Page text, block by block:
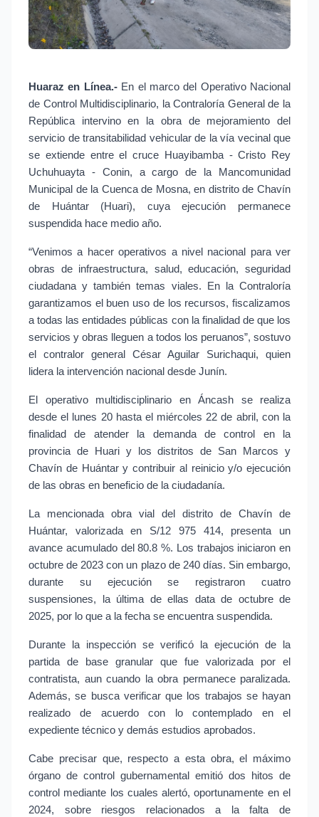
Huaraz en Línea.- En el marco del Operativo Nacional
de Control Multidisciplinario, la Contraloría General de la
República intervino en la obra de mejoramiento del
servicio de transitabilidad vehicular de la vía vecinal que
se extiende entre el cruce Huayibamba - Cristo Rey
Uchuhuayta - Conin, a cargo de la Mancomunidad
Municipal de la Cuenca de Mosna, en distrito de Chavín
de Huántar (Huari), cuya ejecución permanece
suspendida hace medio año.
“Venimos a hacer operativos a nivel nacional para ver
obras de infraestructura, salud, educación, seguridad
ciudadana y también temas viales. En la Contraloría
garantizamos el buen uso de los recursos, fiscalizamos
a todas las entidades públicas con la finalidad de que los
servicios y obras lleguen a todos los peruanos”, sostuvo
el contralor general César Aguilar Surichaqui, quien
lidera la intervención nacional desde Junín.
El operativo multidisciplinario en Áncash se realiza
desde el lunes 20 hasta el miércoles 22 de abril, con la
finalidad de atender la demanda de control en la
provincia de Huari y los distritos de San Marcos y
Chavín de Huántar y contribuir al reinicio y/o ejecución
de las obras en beneficio de la ciudadanía.
La mencionada obra vial del distrito de Chavín de
Huántar, valorizada en S/12 975 414, presenta un
avance acumulado del 80.8 %. Los trabajos iniciaron en
octubre de 2023 con un plazo de 240 días. Sin embargo,
durante su ejecución se registraron cuatro
suspensiones, la última de ellas data de octubre de
2025, por lo que a la fecha se encuentra suspendida.
Durante la inspección se verificó la ejecución de la
partida de base granular que fue valorizada por el
contratista, aun cuando la obra permanece paralizada.
Además, se busca verificar que los trabajos se hayan
realizado de acuerdo con lo contemplado en el
expediente técnico y demás estudios aprobados.
Cabe precisar que, respecto a esta obra, el máximo
órgano de control gubernamental emitió dos hitos de
control mediante los cuales alertó, oportunamente en el
2024, sobre riesgos relacionados a la falta de